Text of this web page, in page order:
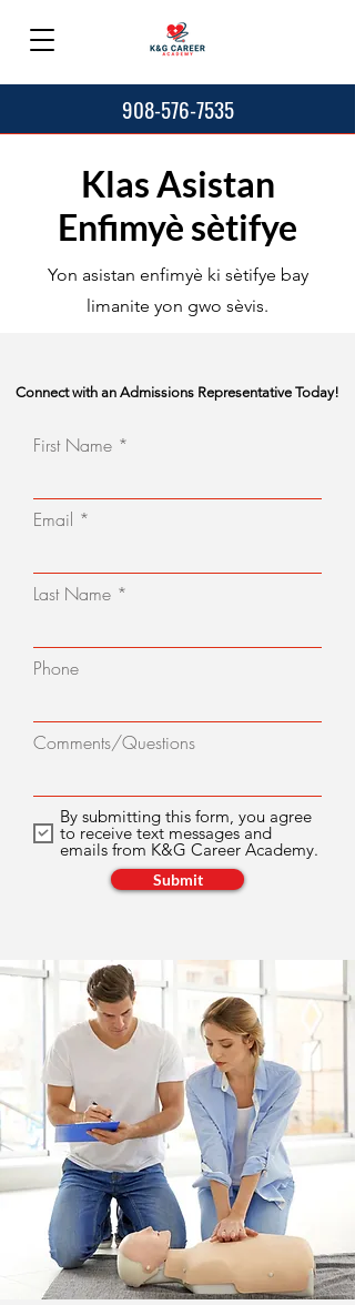
908-576-7535
Klas Asistan
Enfimyè sètifye
Yon asistan enfimyè ki sètifye bay
limanite yon gwo sèvis.
Connect with an Admissions Representative Today!
First Name
Email
Last Name
Phone
Comments/Questions
By submitting this form, you agree
to receive text messages and
emails from K&G Career Academy.
Submit